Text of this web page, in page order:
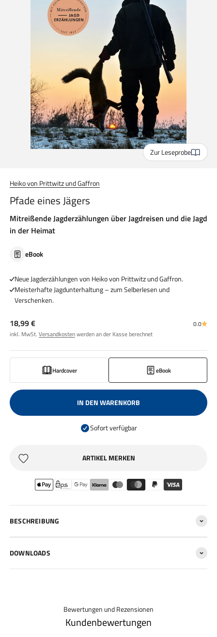
Zur Leseprobe
Heiko von Prittwitz und Gaffron
Pfade eines Jägers
Mitreißende Jagderzählungen über Jagdreisen und die Jagd
in der Heimat
eBook
Neue Jagderzählungen von Heiko von Prittwitz und Gaffron.
Meisterhafte Jagdunterhaltung – zum Selberlesen und
Verschenken.
Angebot
18,99 €
inkl. MwSt. Versandkostenwerden an der Kasse berechnet
0.0
Hardcover eBook
IN DEN WARENKORB
Sofort verfügbar
ARTIKEL MERKEN
BESCHREIBUNG
DOWNLOADS
Bewertungen und Rezensionen
Kundenbewertungen